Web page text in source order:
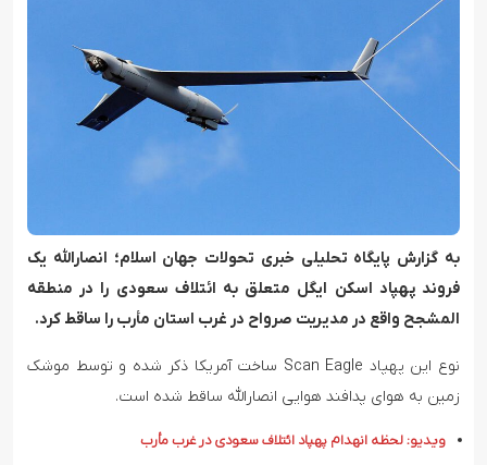
به گزارش پایگاه تحلیلی خبری تحولات جهان اسلام؛ انصارالله یک
فروند پهپاد اسکن ایگل متعلق به ائتلاف سعودی را در منطقه
المشجح واقع در مدیریت صرواح در غرب استان مأرب را ساقط کرد.
نوع این پهپاد Scan Eagle ساخت آمریکا ذکر شده و توسط موشک
زمین به هوای پدافند هوایی انصارالله ساقط شده است.
ویدیو: لحظه انهدام پهپاد ائتلاف سعودی در غرب مأرب